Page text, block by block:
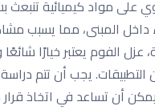
على مواد كيميائية
المبنى، مما يسبب
الفوم يعتبر خيارًا
يجب أن تتم
أن تساعد في اتخاذ